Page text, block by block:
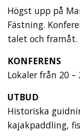
Högst upp på
Fästning.
talet och framåt.
KONFERENS
Lokaler från 20 –
UTBUD
Historiska
kajakpaddling,